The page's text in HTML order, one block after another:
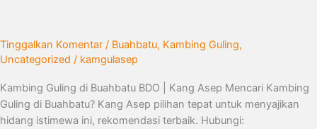
Tinggalkan Komentar / Buahbatu, Kambing Guling,
Uncategorized / kamgulasep
Kambing Guling di Buahbatu BDO | Kang Asep Mencari Kambing
Guling di Buahbatu? Kang Asep pilihan tepat untuk menyajikan
hidang istimewa ini, rekomendasi terbaik. Hubungi:
Kang
Asep